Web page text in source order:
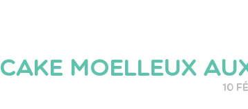
CAKE MOELLEUX
10